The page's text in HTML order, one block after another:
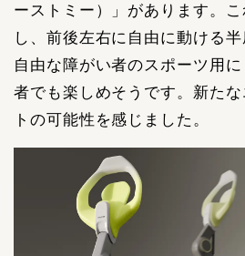
ーストミー）」があります。
し、前後左右に自由に動ける
自由な障がい者のスポーツ用
者でも楽しめそうです。新た
トの可能性を感じました。